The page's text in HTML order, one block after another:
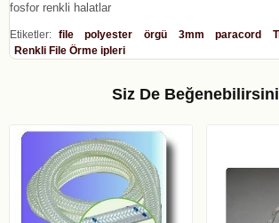
fosfor renkli halatlar
Etiketler: file polyester örgü 3mm paracord
Renkli File Örme ipleri
Siz De